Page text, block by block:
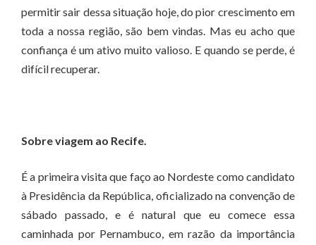
permitir sair dessa situação hoje, do pior crescimento em
toda a nossa região, são bem vindas. Mas eu acho que
confiança é um ativo muito valioso. E quando se perde, é
difícil recuperar.
Sobre viagem ao Recife.
É a primeira visita que faço ao Nordeste como candidato
à Presidência da República, oficializado na convenção de
sábado passado, e é natural que eu comece essa
caminhada por Pernambuco, em razão da importância